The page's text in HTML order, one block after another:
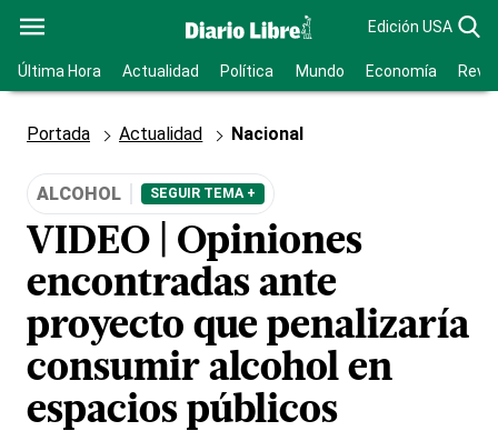
Edición USA
Última Hora Actualidad Política Mundo Economía
Portada Actualidad Nacional
ALCOHOL SEGUIR TEMA +
VIDEO | Opiniones
encontradas ante
proyecto que penalizaría
consumir alcohol en
espacios públicos